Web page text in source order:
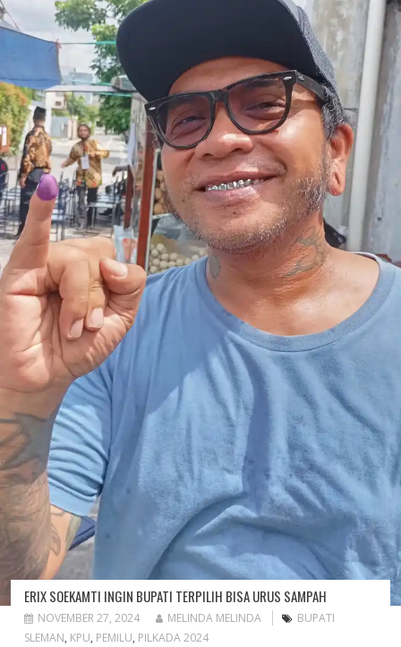
ERIX SOEKAMTI INGIN BUPATI TERPILIH BISA URUS SAMPAH
NOVEMBER 27, 2024 MELINDA MELINDA
BUPATI
SLEMAN, KPU, PEMILU, PILKADA 2024